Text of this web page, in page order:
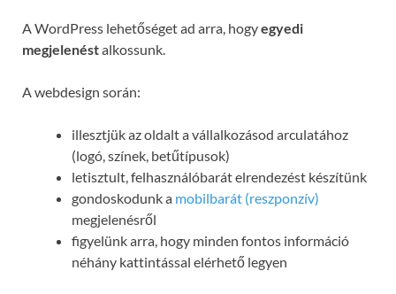
A WordPress lehetőséget ad arra, hogyegyedi
megjelenéstalkossunk.
A webdesign során:
illesztjük az oldalt a vállalkozásod arculatához
(logó, színek, betűtípusok)
letisztult, felhasználóbarát elrendezést készítünk
gondoskodunk a mobilbarát (reszponzív)
megjelenésről
figyelünk arra, hogy minden fontos információ
néhány kattintással elérhető legyen